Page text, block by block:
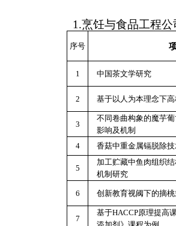
1.烹饪与食品工程
序号
1 中国茶文学研究
2 基于以人为本理念下
3
不同卷曲构象的魔芋
影响及机制
4 香菇中重金属镉脱除
5
加工贮藏中鱼肉组织
机制研究
6 创新教育视阈下的摘
7
基于HACCP原理提高